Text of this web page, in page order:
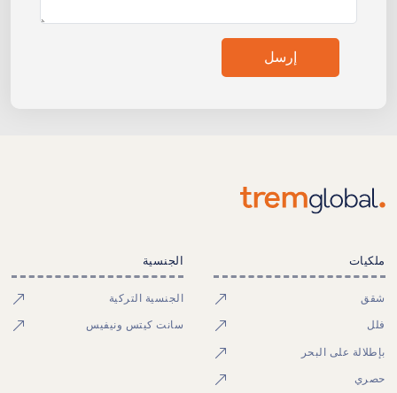
إرسل
ملكيات
شقق
فلل
بإطلالة على البحر
حصري
الجنسية
الجنسية التركية
سانت كيتس ونيفيس